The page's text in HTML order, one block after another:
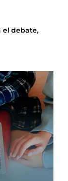
el debate,